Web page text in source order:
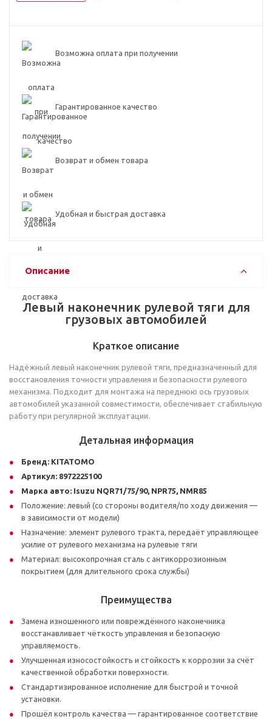
Возможна оплата при получении
Гарантированное качество
Возврат и обмен товара
Удобная и быстрая доставка
Описание
Левый наконечник рулевой тяги для
грузовых автомобилей
Краткое описание
Надёжный левый наконечник рулевой тяги, предназначенный для
восстановления точности управления и безопасности рулевого
механизма. Подходит для монтажа на переднюю ось грузовых
автомобилей указанной совместимости, обеспечивает стабильную
работу при регулярной эксплуатации.
Детальная информация
Бренд: KITATOMO
Артикул: 8972225100
Марка авто: Isuzu NQR71/75/90, NPR75, NMR85
Положение: левый (со стороны водителя/по ходу движения —
в зависимости от модели)
Назначение: элемент рулевого тракта, передаёт управляющее
усилие от рулевого механизма на рулевые тяги
Материал: высокопрочная сталь с антикоррозионным
покрытием (для длительного срока службы)
Преимущества
Замена изношенного или повреждённого наконечника
восстанавливает чёткость управления и безопасную
управляемость.
Улучшенная износостойкость и стойкость к коррозии за счёт
качественной обработки поверхности.
Стандартизированное исполнение для быстрой и точной
установки.
Прошёл контроль качества — гарантированное соответствие